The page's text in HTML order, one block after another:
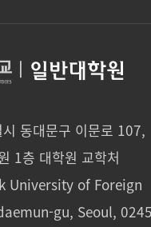
일반대학원
동대문구 이문로 107,
1층 대학원 교학처
University of Foreign
gu, Seoul,